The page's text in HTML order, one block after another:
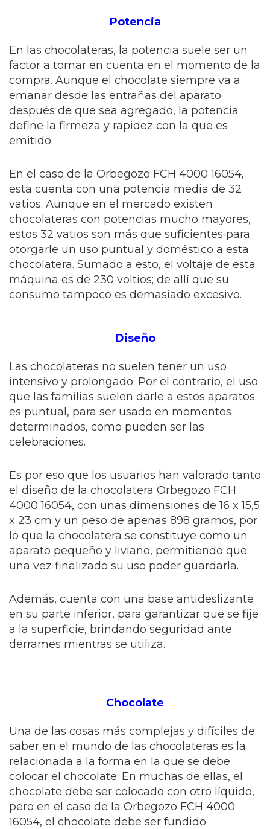
Potencia
En las chocolateras, la potencia suele ser un
factor a tomar en cuenta en el momento de la
compra. Aunque el chocolate siempre va a
emanar desde las entrañas del aparato
después de que sea agregado, la potencia
define la firmeza y rapidez con la que es
emitido.
En el caso de la Orbegozo FCH 4000 16054,
esta cuenta con una potencia media de 32
vatios. Aunque en el mercado existen
chocolateras con potencias mucho mayores,
estos 32 vatios son más que suficientes para
otorgarle un uso puntual y doméstico a esta
chocolatera. Sumado a esto, el voltaje de esta
máquina es de 230 voltios; de allí que su
consumo tampoco es demasiado excesivo.
Diseño
Las chocolateras no suelen tener un uso
intensivo y prolongado. Por el contrario, el uso
que las familias suelen darle a estos aparatos
es puntual, para ser usado en momentos
determinados, como pueden ser las
celebraciones.
Es por eso que los usuarios han valorado tanto
el diseño de la chocolatera Orbegozo FCH
4000 16054, con unas dimensiones de 16 x 15,5
x 23 cm y un peso de apenas 898 gramos, por
lo que la chocolatera se constituye como un
aparato pequeño y liviano, permitiendo que
una vez finalizado su uso poder guardarla.
Además, cuenta con una base antideslizante
en su parte inferior, para garantizar que se fije
a la superficie, brindando seguridad ante
derrames mientras se utiliza.
Chocolate
Una de las cosas más complejas y difíciles de
saber en el mundo de las chocolateras es la
relacionada a la forma en la que se debe
colocar el chocolate. En muchas de ellas, el
chocolate debe ser colocado con otro líquido,
pero en el caso de la Orbegozo FCH 4000
16054, el chocolate debe ser fundido